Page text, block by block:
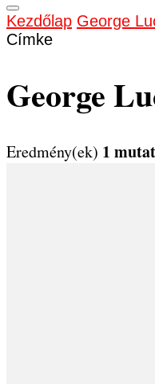
Kezdőlap George
Címke
George
Eredmény(ek) 1